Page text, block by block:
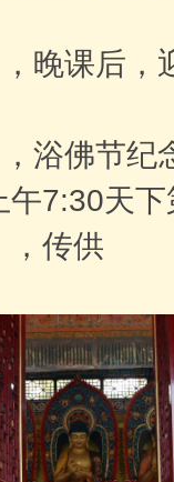
晚课后，
浴佛节纪
7:30天
，传供